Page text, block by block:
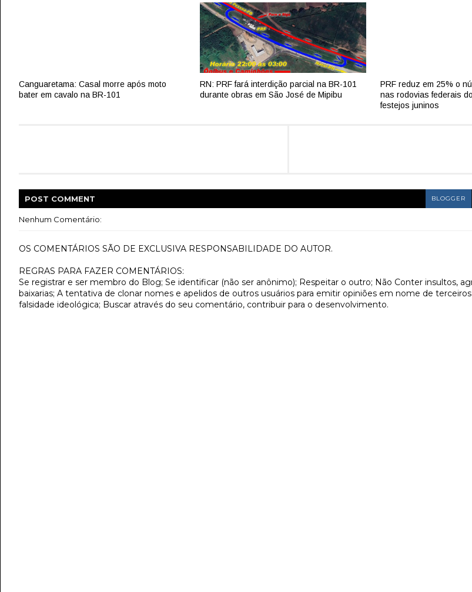
Canguaretama: Casal morre após moto
bater em cavalo na BR-101
RN: PRF fará interdição parcial na BR-101
durante obras em São José de Mipibu
PRF reduz em 25% o
nas rodovias federais
festejos juninos
POST COMMENT BLOGGER
Nenhum Comentário:
OS COMENTÁRIOS SÃO DE EXCLUSIVA RESPONSABILIDADE DO AUTOR.
REGRAS PARA FAZER COMENTÁRIOS:
Se registrar e ser membro do Blog; Se identificar (não ser anônimo); Respeitar o outro; Não Conter insultos,
baixarias; A tentativa de clonar nomes e apelidos de outros usuários para emitir opiniões em nome de
falsidade ideológica; Buscar através do seu comentário, contribuir para o desenvolvimento.